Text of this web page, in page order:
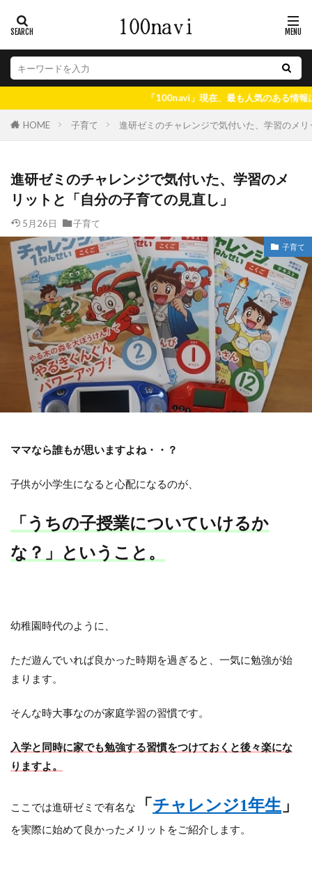
「100navi」現在、最も人気のある情報はコチラ♪
HOME 子育て 進研ゼミのチャレンジで気付いた、学習のメ
進研ゼミのチャレンジで気付いた、学習のメ
リットと「自分の子育ての見直し」
5月26日 子育て
子育て
ママなら誰もが思いますよね・・？
子供が小学生になると心配になるのが、
「うちの子授業についていけるか
な？」ということ。
幼稚園時代のように、
ただ遊んでいれば良かった時期を過ぎると、一気に勉強が始
まります。
そんな時大事なのが家庭学習の習慣です。
入学と同時に家でも勉強する習慣をつけておくと後々楽にな
りますよ。
ここでは進研ゼミで有名な 「 チャレンジ1年生 」
を実際に始めて良かったメリットをご紹介します。